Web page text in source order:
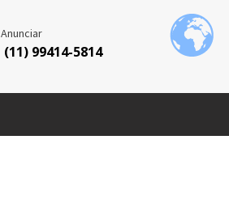
Anunciar
(11) 99414-5814